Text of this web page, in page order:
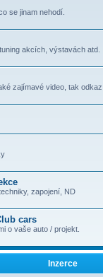
se jinam nehodí.
akcích, výstavách atd.
zajímavé video, tak
zapojení, ND
cars
o vaše auto / projekt.
Inzerce